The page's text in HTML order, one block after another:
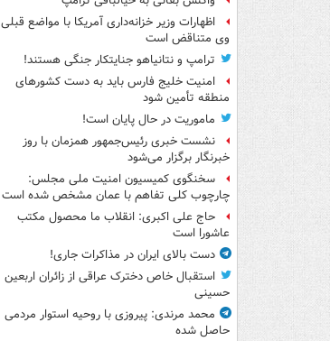
اظهارات وزیر خزانه‌داری آمریکا با مواضع قبلی
وی متناقض است
ترامپ و نتانیاهو جنایتکار جنگی هستند!
امنیت خلیج فارس باید به دست کشورهای
منطقه تأمین شود
ماموریت در حال پایان است!
نشست خبری رئیس‌جمهور همزمان با روز
خبرنگار برگزار می‌شود
سخنگوی کمیسیون امنیت ملی مجلس:
چارچوب کلی تفاهم با عمان مشخص شده است
حاج علی اکبری: انقلاب ما محصول مکتب
عاشورا است
دست بالای ایران در مذاکرات جاری!
استقبال خاص دخترک عراقی از زائران اربعین
حسینی
محمد مرندی: پیروزی با روحیه استوار مردمی
حاصل شده